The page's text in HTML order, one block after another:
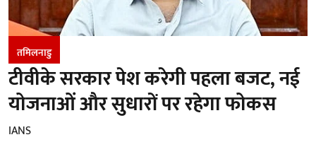
तमिलनाडु
टीवीके सरकार पेश करेगी पहला बजट, नई
योजनाओं और सुधारों पर रहेगा फोकस
IANS